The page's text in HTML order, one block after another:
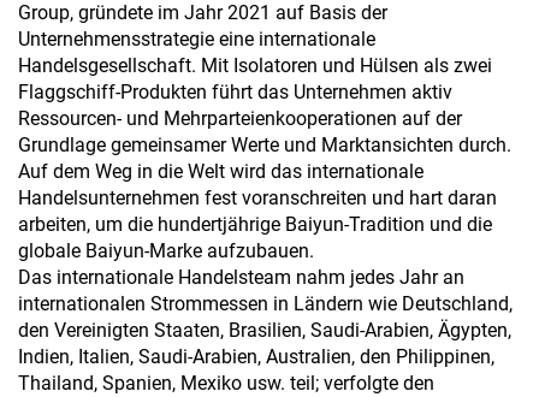
Group, gründete im Jahr 2021 auf Basis der
Unternehmensstrategie eine internationale
Handelsgesellschaft. Mit Isolatoren und Hülsen als zwei
Flaggschiff-Produkten führt das Unternehmen aktiv
Ressourcen- und Mehrparteienkooperationen auf der
Grundlage gemeinsamer Werte und Marktansichten durch.
Auf dem Weg in die Welt wird das internationale
Handelsunternehmen fest voranschreiten und hart daran
arbeiten, um die hundertjährige Baiyun-Tradition und die
globale Baiyun-Marke aufzubauen.
Das internationale Handelsteam nahm jedes Jahr an
internationalen Strommessen in Ländern wie Deutschland,
den Vereinigten Staaten, Brasilien, Saudi-Arabien, Ägypten,
Indien, Italien, Saudi-Arabien, Australien, den Philippinen,
Thailand, Spanien, Mexiko usw. teil; verfolgte den